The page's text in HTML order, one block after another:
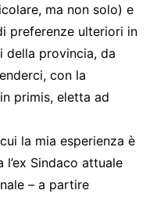
ma non solo) e
preferenze ulteriori in
della provincia, da
con la
primis, eletta ad
la mia esperienza è
Sindaco attuale
– a partire